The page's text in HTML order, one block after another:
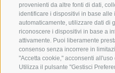
provenienti da altre fonti di dati,
identificare i dispositivi in base alle
automaticamente, utilizzare dati di
riconoscere i dispositivi in base a
attivamente. Puoi liberamente
consenso senza incorrere in
"Accetta cookie," acconsenti
Utilizza il pulsante "Gestisci
360° VIEW
FOTO & VIDEO
EVENTI
🍷– vino / Törggelen
🍹– bar / bevande
Alloggi
Alloggi a Villandro
Hotel a Villandro